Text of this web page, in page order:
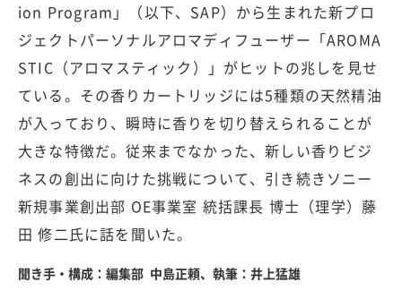
ion Program」（以下、SAP）から生まれた新プロ
ジェクトパーソナルアロマディフューザー「AROMA
STIC（アロマスティック）」がヒットの兆しを見せ
ている。その香りカートリッジには5種類の天然精油
が入っており、瞬時に香りを切り替えられることが
大きな特徴だ。従来までなかった、新しい香りビジ
ネスの創出に向けた挑戦について、引き続きソニー
新規事業創出部 OE事業室 統括課長 博士（理学）藤
田 修二氏に話を聞いた。
聞き手・構成：編集部 中島正頼、執筆：井上猛雄